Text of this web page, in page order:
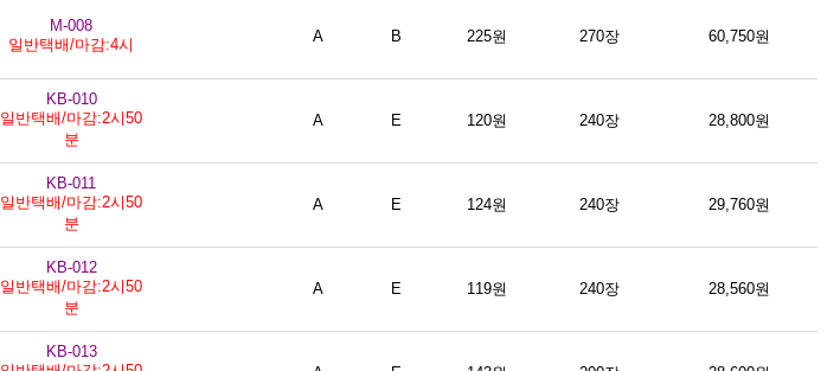
M-008
일반택배/마감:4시
A B 225원 270장 60,750원
KB-010
일반택배/마감:2시50
분
A E 120원 240장 28,800원
KB-011
일반택배/마감:2시50
분
A E 124원 240장 29,760원
KB-012
일반택배/마감:2시50
분
A E 119원 240장 28,560원
KB-013